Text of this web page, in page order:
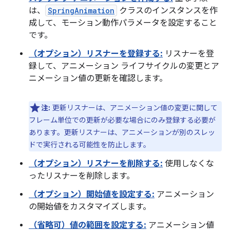
は、
SpringAnimation
クラスのインスタンスを作
成して、モーション動作パラメータを設定すること
です。
（オプション）リスナーを登録する: リスナーを登
録して、アニメーション ライフサイクルの変更とア
ニメーション値の更新を確認します。
注: 更新リスナーは、アニメーション値の変更に関して
フレーム単位での更新が必要な場合にのみ登録する必要が
あります。更新リスナーは、アニメーションが別のスレッ
ドで実行される可能性を防止します。
（オプション）リスナーを削除する: 使用しなくな
ったリスナーを削除します。
（オプション）開始値を設定する: アニメーション
の開始値をカスタマイズします。
（省略可）値の範囲を設定する: アニメーション値